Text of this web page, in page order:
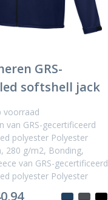
GRS-
softshell jack
van GRS-gecertificeerd
polyester Polyester
280 g/m2, Bonding,
van GRS-gecertificeerd
polyester Polyester